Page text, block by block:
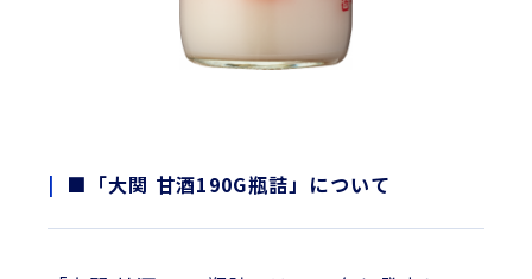
■「大関 甘酒190G瓶詰」について